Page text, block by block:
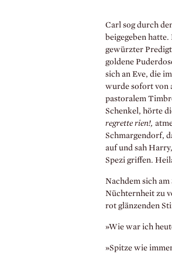
Carl sog durch
beigege­ben
gewürzter
goldene
sich an Eve, die
wurde sofort von
pastoralem
Schenkel, hörte
regrette rien!,
Schmargendorf,
auf und sah
Spezi griffen.
Nachdem sich
Nüchternheit zu
rot glänzenden
»Wie war ich
»Spitze wie